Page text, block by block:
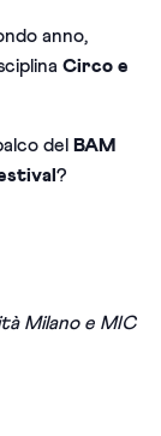
anno,
Circo e
del
BAM
?
Milano e MIC